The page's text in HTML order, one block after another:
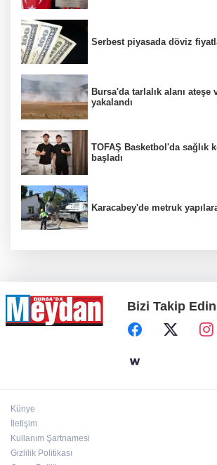
Serbest piyasada döviz
Bursa'da tarlalık alanı ateşe
yakalandı
TOFAŞ Basketbol'da sağlık
başladı
Karacabey'de metruk
Bizi Takip
Künye
İletişim
Kullanım Şartnamesi
Gizlilik Politikası